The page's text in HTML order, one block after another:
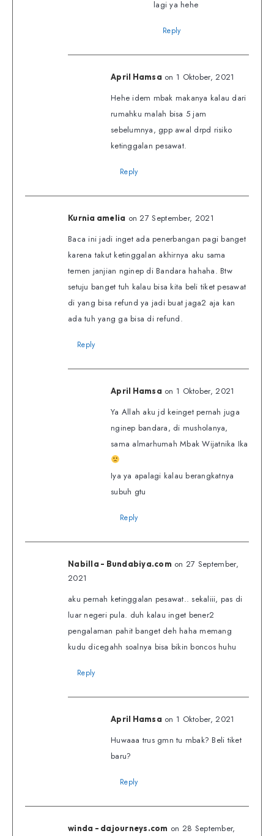
lagi ya hehe
Reply
April Hamsa on 1 Oktober, 2021
Hehe idem mbak makanya kalau dari
rumahku malah bisa 5 jam
sebelumnya, gpp awal drpd risiko
ketinggalan pesawat.
Reply
Kurnia amelia on 27 September, 2021
Baca ini jadi inget ada penerbangan pagi banget
karena takut ketinggalan akhirnya aku sama
temen janjian nginep di Bandara hahaha. Btw
setuju banget tuh kalau bisa kita beli tiket pesawat
di yang bisa refund ya jadi buat jaga2 aja kan
ada tuh yang ga bisa di refund.
Reply
April Hamsa on 1 Oktober, 2021
Ya Allah aku jd keinget pernah juga
nginep bandara, di musholanya,
sama almarhumah Mbak Wijatnika Ika
Iya ya apalagi kalau berangkatnya
subuh gtu
Reply
Nabilla - Bundabiya.com on 27 September,
2021
aku pernah ketinggalan pesawat.. sekaliii, pas di
luar negeri pula. duh kalau inget bener2
pengalaman pahit banget deh haha memang
kudu dicegahh soalnya bisa bikin boncos huhu
Reply
April Hamsa on 1 Oktober, 2021
Huwaaa trus gmn tu mbak? Beli tiket
baru?
Reply
winda - dajourneys.com on 28 September,